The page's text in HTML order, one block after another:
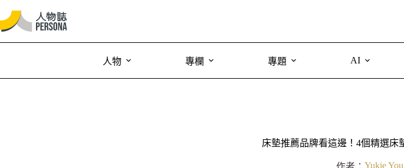
人物 專欄 專題 AI
床墊推薦品牌看這邊！4個精選床
Yukie You